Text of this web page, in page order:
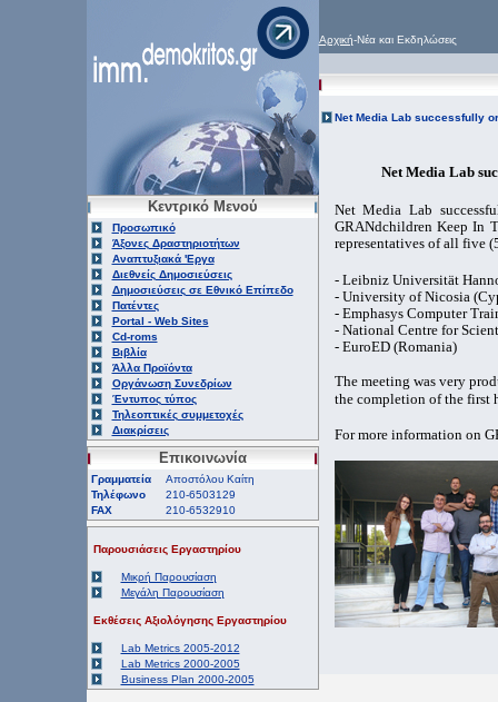
Κεντρικό Μενού
Προσωπικό
Άξονες Δραστηριοτήτων
Αναπτυξιακά 'Εργα
Διεθνείς Δημοσιεύσεις
Δημοσιεύσεις σε Εθνικό Επίπεδο
Πατέντες
Portal - Web Sites
Cd-roms
Βιβλία
Άλλα Προϊόντα
Οργάνωση Συνεδρίων
Έντυπος τύπος
Τηλεοπτικές συμμετοχές
Διακρίσεις
Επικοινωνία
Γραμματεία
Αποστόλου Καίτη
Τηλέφωνο
210-6503129
FAX
210-6532910
Παρουσιάσεις Εργαστηρίου
Μικρή Παρουσίαση
Μεγάλη Παρουσίαση
Εκθέσεις Αξιολόγησης Εργαστηρίου
Lab Metrics 2005-2012
Lab Metrics 2000-2005
Business Plan 2000-2005
Αρχική-Νέα και Εκδηλώσεις
Net Media Lab successfully
Net Media Lab
Net Media Lab
GRANdchildren Keep In
representatives of all five
- Leibniz Universität
- University of Nicosia
- Emphasys Computer
- National Centre for
- EuroED (Romania)
The meeting was very
the completion of the first
For more information on